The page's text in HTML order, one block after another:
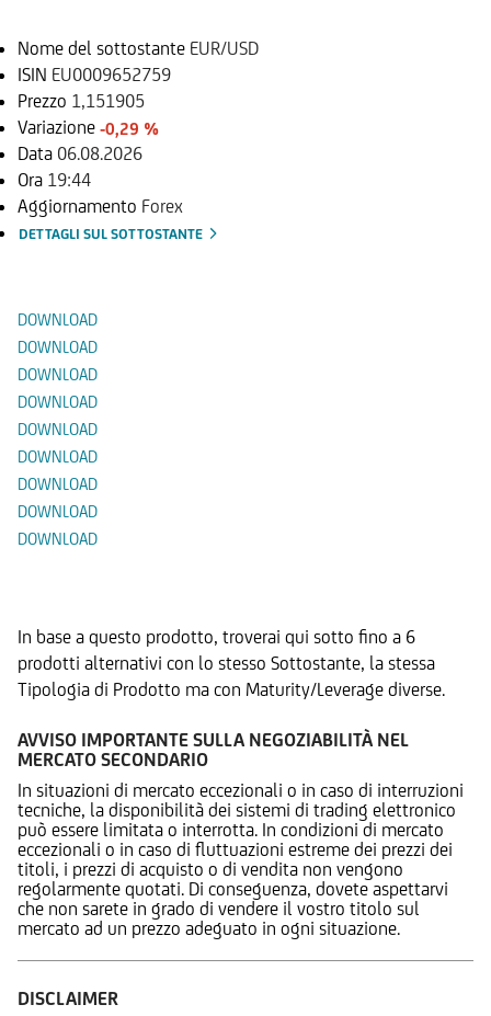
Nome del sottostante EUR/USD
ISIN EU0009652759
Prezzo 1,151905
Variazione -0,29 %
Data 06.08.2026
Ora 19:44
Aggiornamento Forex
DETTAGLI SUL SOTTOSTANTE
DOWNLOAD
DOWNLOAD
DOWNLOAD
DOWNLOAD
DOWNLOAD
DOWNLOAD
DOWNLOAD
DOWNLOAD
DOWNLOAD
In base a questo prodotto, troverai qui sotto fino a 6
prodotti alternativi con lo stesso Sottostante, la stessa
Tipologia di Prodotto ma con Maturity/Leverage diverse.
AVVISO IMPORTANTE SULLA NEGOZIABILITÀ NEL
MERCATO SECONDARIO
In situazioni di mercato eccezionali o in caso di interruzioni
tecniche, la disponibilità dei sistemi di trading elettronico
può essere limitata o interrotta. In condizioni di mercato
eccezionali o in caso di fluttuazioni estreme dei prezzi dei
titoli, i prezzi di acquisto o di vendita non vengono
regolarmente quotati. Di conseguenza, dovete aspettarvi
che non sarete in grado di vendere il vostro titolo sul
mercato ad un prezzo adeguato in ogni situazione.
DISCLAIMER